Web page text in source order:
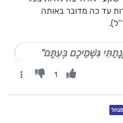
עד כה מדובר באותה
גִּשְׁמֵיכֶם בְּעִתָּם"
1
מנהל